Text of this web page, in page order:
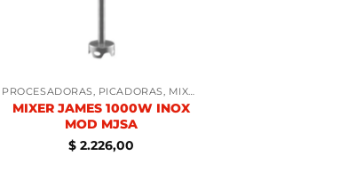
PROCESADORAS, PICADORAS, MIXERS
MIXER JAMES 1000W INOX
MOD MJSA
$2.226,00